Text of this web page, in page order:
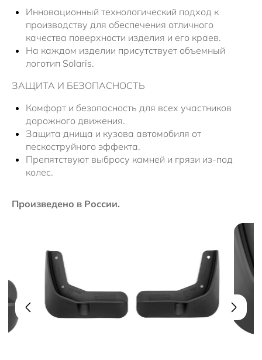
Инновационный технологический подход к
производству для обеспечения отличного
качества поверхности изделия и его краев.
На каждом изделии присутствует объемный
логотип Solaris.
ЗАЩИТА И БЕЗОПАСНОСТЬ
Комфорт и безопасность для всех участников
дорожного движения.
Защита днища и кузова автомобиля от
пескоструйного эффекта.
Препятствуют выбросу камней и грязи из-под
колес.
Произведено в России.